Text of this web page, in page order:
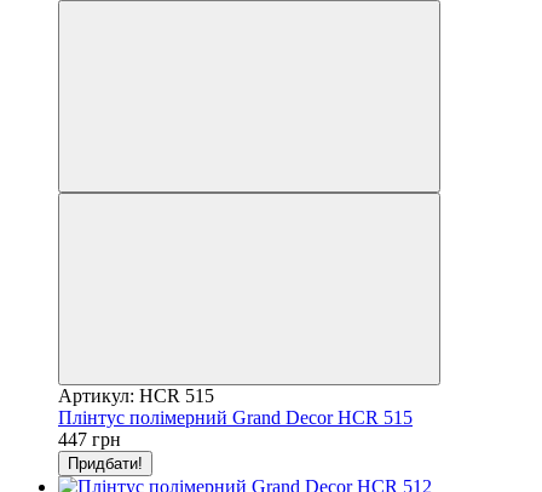
Артикул: HCR 515
Плінтус полімерний Grand Decor HCR 515
447 грн
Придбати!